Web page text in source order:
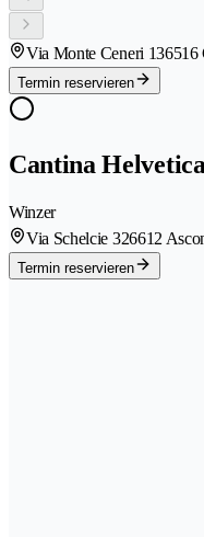
Via Monte Ceneri 136516
Termin reservieren
Cantina
Winzer
Via Schelcie 326612
Termin reservieren